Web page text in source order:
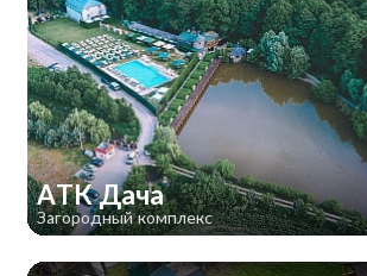
АТК Дача
Загородный комплекс